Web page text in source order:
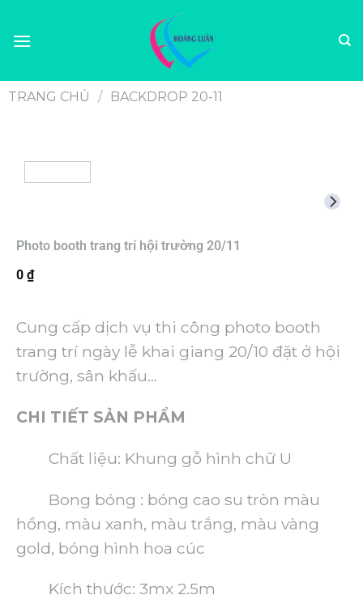
TRANG CHỦ / BACKDROP 20-11
Photo booth trang trí hội trường 20/11
0 ₫
Cung cấp dịch vụ thi công photo booth
trang trí ngày lễ khai giang 20/10 đặt ở hội
trường, sân khấu…
CHI TIẾT SẢN PHẨM
Chất liệu: Khung gỗ hình chữ U
Bong bóng : bóng cao su tròn màu
hồng, màu xanh, màu trắng, màu vàng
gold, bóng hình hoa cúc
Kích thước: 3mx 2.5m